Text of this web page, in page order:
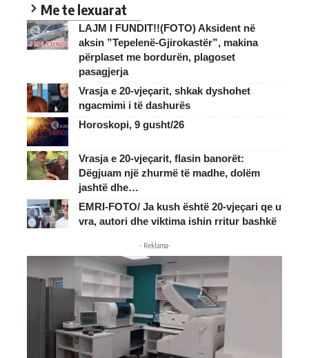
Me te lexuarat
LAJM I FUNDIT!!(FOTO) Aksident në
aksin ”Tepelenë-Gjirokastër”, makina
përplaset me bordurën, plagoset
pasagjerja
Vrasja e 20-vjeçarit, shkak dyshohet
ngacmimi i të dashurës
Horoskopi, 9 gusht/26
Vrasja e 20-vjeçarit, flasin banorët:
Dëgjuam një zhurmë të madhe, dolëm
jashtë dhe…
EMRI-FOTO/ Ja kush është 20-vjeçari qe u
vra, autori dhe viktima ishin rritur bashkë
- Reklama-